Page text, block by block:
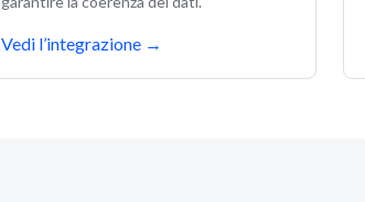
Vedi l’integrazione →